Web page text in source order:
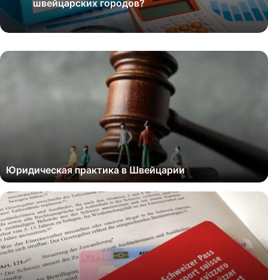
швейцарских городов?
Юридическая практика в Швейцарии